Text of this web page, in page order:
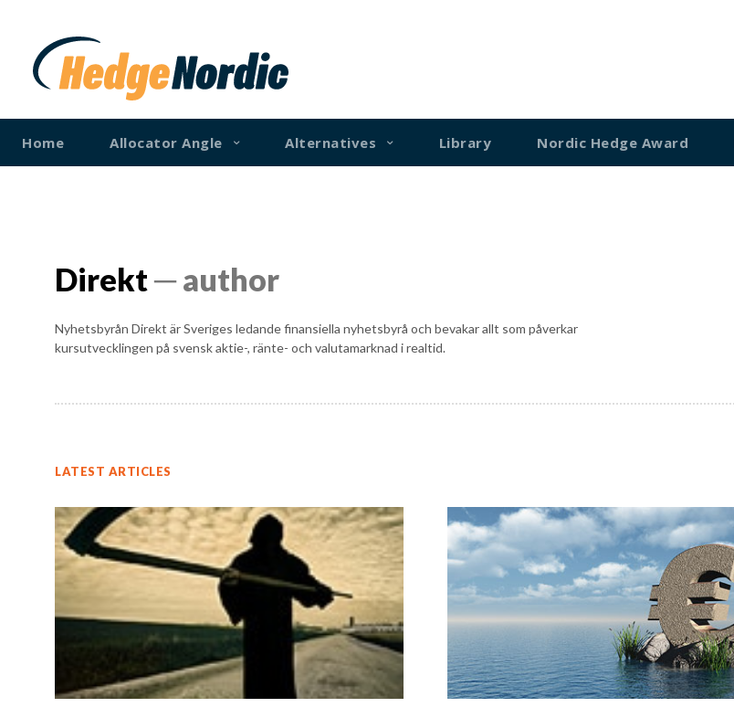
Home Allocator Angle Alternatives Library Nordic Hedge Award
Direkt─ author
Nyhetsbyrån Direkt är Sveriges ledande finansiella nyhetsbyrå och bevakar allt som påverkar
kursutvecklingen på svensk aktie-, ränte- och valutamarknad i realtid.
LATEST ARTICLES